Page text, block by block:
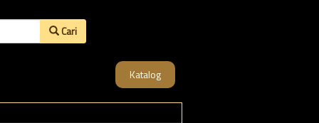
Cari
Katalog